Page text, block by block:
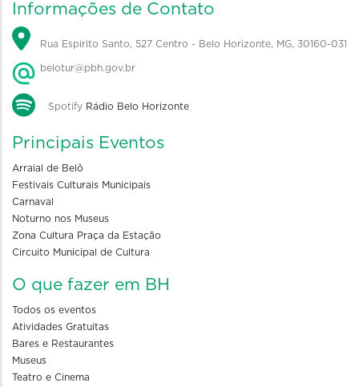
Informações de Contato
Rua Espírito Santo, 527 Centro - Belo Horizonte, MG, 30160-031
belotur@pbh.gov.br
Spotify Rádio Belo Horizonte
Principais Eventos
Arraial de Belô
Festivais Culturais Municipais
Carnaval
Noturno nos Museus
Zona Cultura Praça da Estação
Circuito Municipal de Cultura
O que fazer em BH
Todos os eventos
Atividades Gratuitas
Bares e Restaurantes
Museus
Teatro e Cinema